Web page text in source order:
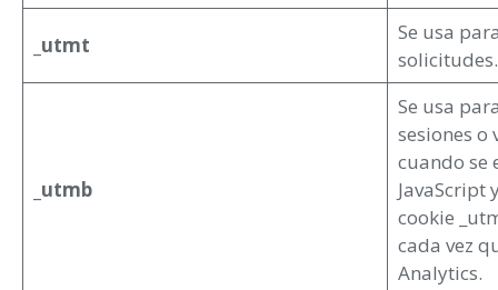
_utmt
Se usa
solicitudes.
_utmb
Se usa
sesiones o
cuando se
JavaScript
cookie
cada vez
Analytics.